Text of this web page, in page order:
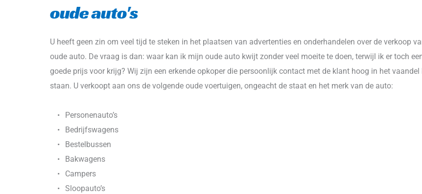
oude auto's
U heeft geen zin om veel tijd te steken in het plaatsen van advertenties en onderhandelen over de verkoop
oude auto. De vraag is dan: waar kan ik mijn oude auto kwijt zonder veel moeite te doen, terwijl ik er toch
goede prijs voor krijg? Wij zijn een erkende opkoper die persoonlijk contact met de klant hoog in het vaandel
staan. U verkoopt aan ons de volgende oude voertuigen, ongeacht de staat en het merk van de auto:
Personenauto’s
Bedrijfswagens
Bestelbussen
Bakwagens
Campers
Sloopauto’s